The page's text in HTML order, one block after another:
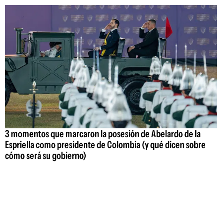
3 momentos que marcaron la posesión de Abelardo de la
Espriella como presidente de Colombia (y qué dicen sobre
cómo será su gobierno)